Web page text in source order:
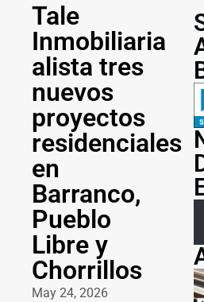
Tale
Inmobiliaria
alista tres
nuevos
proyectos
residenciales
en
Barranco,
Pueblo
Libre y
Chorrillos
May 24, 2026